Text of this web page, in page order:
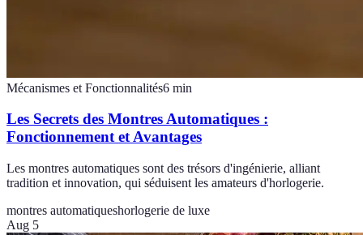
Mécanismes et Fonctionnalités6 min
Les Secrets des Montres Automatiques :
Fonctionnement et Avantages
Les montres automatiques sont des trésors d'ingénierie, alliant
tradition et innovation, qui séduisent les amateurs d'horlogerie.
montres automatiqueshorlogerie de luxe
Aug 5